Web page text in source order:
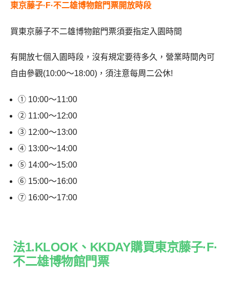
東京藤子·F·不二雄博物館門票開放時段
買東京藤子不二雄博物館門票須要指定入園時間
有開放七個入園時段，沒有規定要待多久，營業時間內可
自由參觀(10:00～18:00)，須注意每周二公休!
① 10:00～11:00
② 11:00～12:00
③ 12:00～13:00
④ 13:00～14:00
⑤ 14:00～15:00
⑥ 15:00～16:00
⑦ 16:00～17:00
法1.KLOOK、KKDAY購買東京藤子·F·
不二雄博物館門票